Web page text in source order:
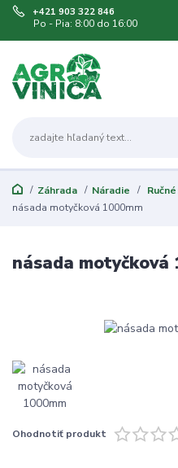
+421 903 322 846
Po - Pia: 8:00 do 16:00
Záhrada Náradie
násada motyčková 1000mm
násada motyčková
Ohodnotiť produkt